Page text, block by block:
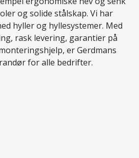
og solide stålskap. Vi har
hyller og hyllesystemer. Med
rask levering, garantier på
er Gerdmans
for alle bedrifter.